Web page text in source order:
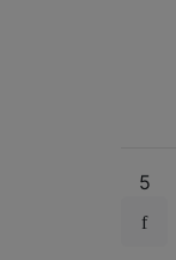
5